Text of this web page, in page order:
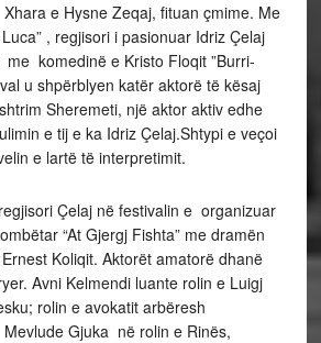
e Hysne Zeqaj, fituan çmime. Me
, regjisori i pasionuar Idriz Çelaj
komedinë e Kristo Floqit ”Burri-
u shpërblyen katër aktorë të kësaj
Sheremeti, një aktor aktiv edhe
e tij e ka Idriz Çelaj.Shtypi e veçoi
e lartë të interpretimit.
Çelaj në festivalin e organizuar
“At Gjergj Fishta” me dramën
Koliqit. Aktorët amatorë dhanë
Avni Kelmendi luante rolin e Luigj
rolin e avokatit arbëresh
Gjuka në rolin e Rinës,